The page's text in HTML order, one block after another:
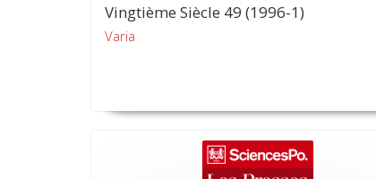
Vingtième Siècle 49 (1996-1)
Varia